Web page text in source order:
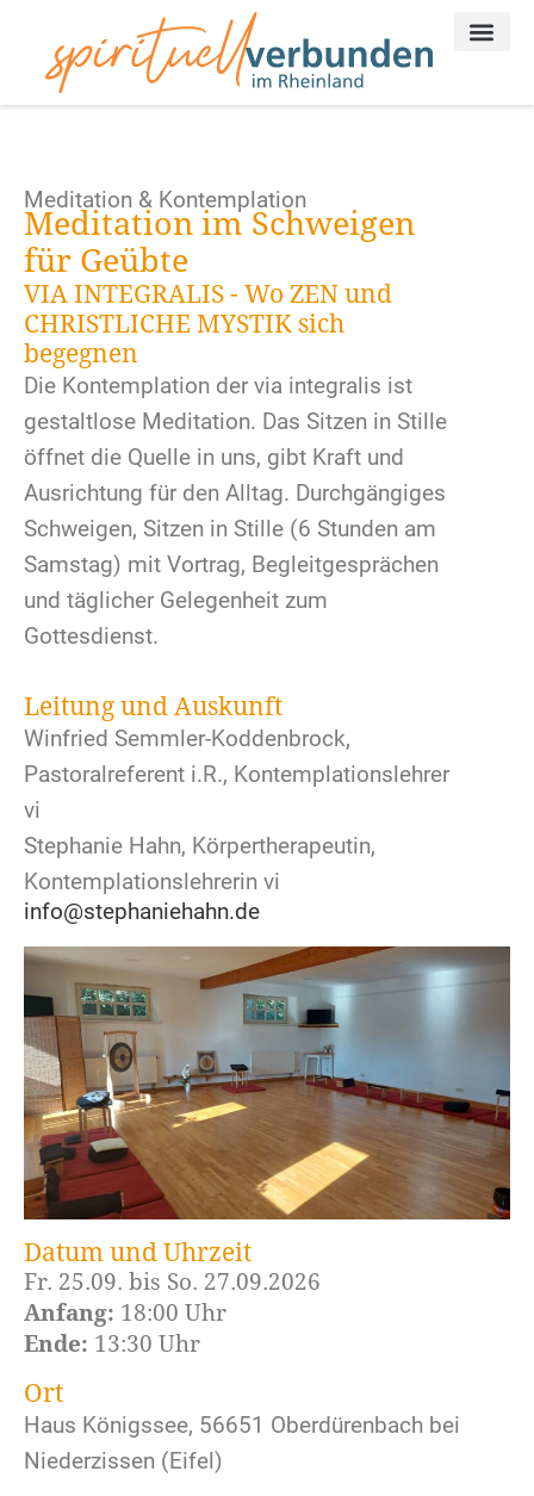
Meditation & Kontemplation
Meditation im Schweigen
für Geübte
VIA INTEGRALIS - Wo ZEN und
CHRISTLICHE MYSTIK sich
begegnen
Die Kontemplation der via integralis ist
gestaltlose Meditation. Das Sitzen in Stille
öffnet die Quelle in uns, gibt Kraft und
Ausrichtung für den Alltag. Durchgängiges
Schweigen, Sitzen in Stille (6 Stunden am
Samstag) mit Vortrag, Begleitgesprächen
und täglicher Gelegenheit zum
Gottesdienst.
Leitung und Auskunft
Winfried Semmler-Koddenbrock,
Pastoralreferent i.R., Kontemplationslehrer
vi
Stephanie Hahn, Körpertherapeutin,
Kontemplationslehrerin vi
info@stephaniehahn.de
Datum und Uhrzeit
Fr. 25.09. bis So. 27.09.2026
Anfang: 18:00 Uhr
Ende: 13:30 Uhr
Ort
Haus Königssee, 56651 Oberdürenbach bei
Niederzissen (Eifel)